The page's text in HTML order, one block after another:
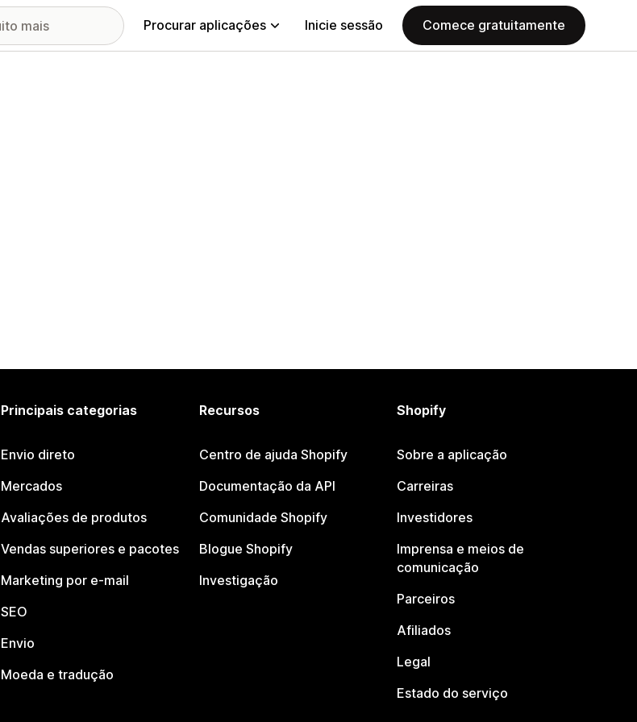
Procurar aplicações Inicie sessão Comece gratuitamente
Principais categorias
Envio direto
Mercados
Avaliações de produtos
Vendas superiores e pacotes
Marketing por e-mail
SEO
Envio
Moeda e tradução
Recursos
Centro de ajuda Shopify
Documentação da API
Comunidade Shopify
Blogue Shopify
Investigação
Shopify
Sobre a aplicação
Carreiras
Investidores
Imprensa e meios de
comunicação
Parceiros
Afiliados
Legal
Estado do serviço